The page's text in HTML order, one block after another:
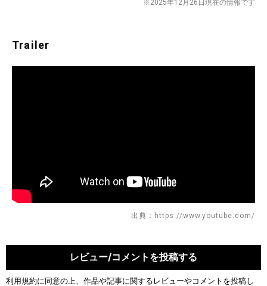
※2025年12月26日現在の情報です
Trailer
出典：https://www.youtube.com/
レビュー/コメントを投稿する
利用規約に同意の上、作品や記事に関するレビューやコメントを投稿し